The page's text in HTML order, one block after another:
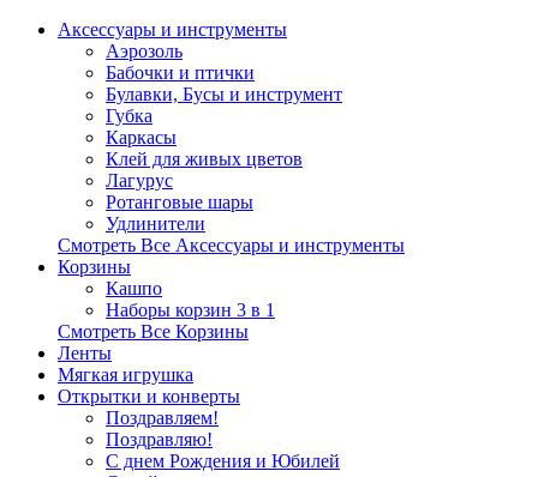
Аксессуары и инструменты
Аэрозоль
Бабочки и птички
Булавки, Бусы и инструмент
Губка
Каркасы
Клей для живых цветов
Лагурус
Ротанговые шары
Удлинители
Смотреть Все Аксессуары и инструменты
Корзины
Кашпо
Наборы корзин 3 в 1
Смотреть Все Корзины
Ленты
Мягкая игрушка
Открытки и конверты
Поздравляем!
Поздравляю!
С днем Рождения и Юбилей